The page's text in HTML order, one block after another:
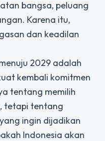
bangsa, peluang
Karena itu,
dan keadilan
2029 adalah
kembali komitmen
tentang memilih
tetapi tentang
ingin dijadikan
Indonesia akan